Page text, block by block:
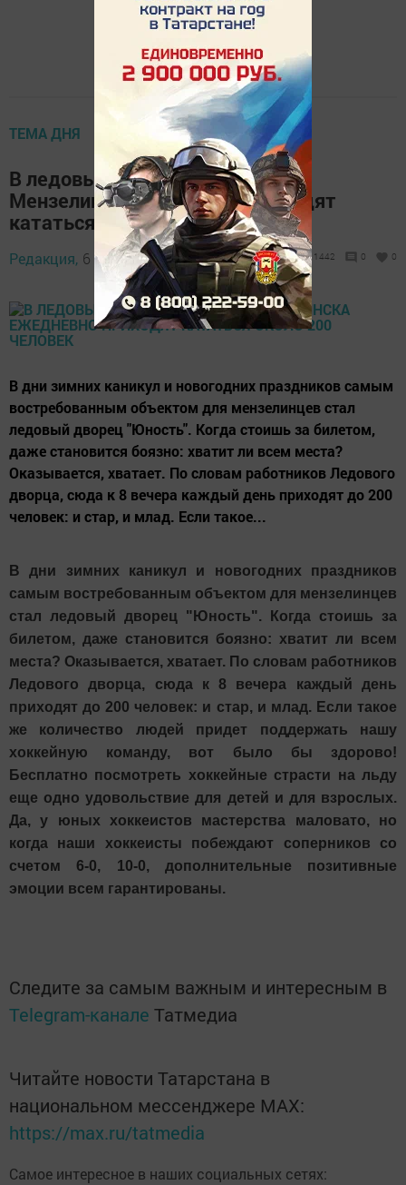
ТЕМА ДНЯ
В ледовый дворец "Юность"
Мензелинска ежедневно приходят
кататься около 200 человек
Редакция, 6 января 2016 - 10:40 1442 0 0
В дни зимних каникул и новогодних праздников самым
востребованным объектом для мензелинцев стал
ледовый дворец "Юность". Когда стоишь за билетом,
даже становится боязно: хватит ли всем места?
Оказывается, хватает. По словам работников Ледового
дворца, сюда к 8 вечера каждый день приходят до 200
человек: и стар, и млад. Если такое...
В дни зимних каникул и новогодних праздников
самым востребованным объектом для мензелинцев
стал ледовый дворец "Юность". Когда стоишь за
билетом, даже становится боязно: хватит ли всем
места? Оказывается, хватает. По словам работников
Ледового дворца, сюда к 8 вечера каждый день
приходят до 200 человек: и стар, и млад. Если такое
же количество людей придет поддержать нашу
хоккейную команду, вот было бы здорово!
Бесплатно посмотреть хоккейные страсти на льду
еще одно удовольствие для детей и для взрослых.
Да, у юных хоккеистов мастерства маловато, но
когда наши хоккеисты побеждают соперников со
счетом 6-0, 10-0, дополнительные позитивные
эмоции всем гарантированы.
Следите за самым важным и интересным в
Telegram-канале Татмедиа
Читайте новости Татарстана в
национальном мессенджере MАХ:
https://max.ru/tatmedia
Самое интересное в наших социальных сетях: